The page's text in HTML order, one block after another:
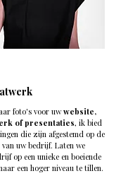
foto's voor uwwebsite,
of presentaties, ik bied
die zijn afgestemd op de
van uw bedrijf. Laten we
op een unieke en boeiende
een hoger niveau te tillen.